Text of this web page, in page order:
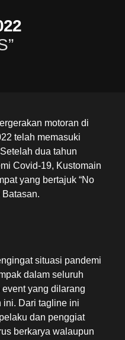
motoran di
telah memasuki
dua tahun
Covid-19, Kustomain
yang bertajuk “No
Batasan.
situasi pandemi
dalam seluruh
yang dilarang
ini. Dari tagline ini
dan penggiat
berkarya walaupun